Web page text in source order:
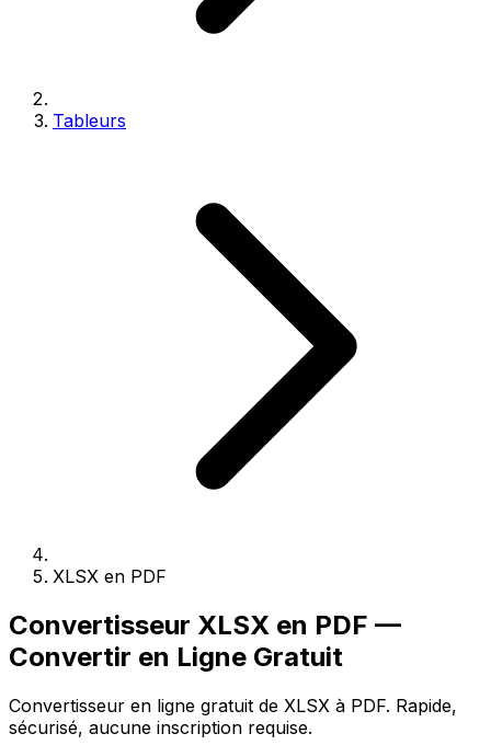
Tableurs
XLSX en PDF
Convertisseur XLSX en PDF —
Convertir en Ligne Gratuit
Convertisseur en ligne gratuit de XLSX à PDF. Rapide,
sécurisé, aucune inscription requise.